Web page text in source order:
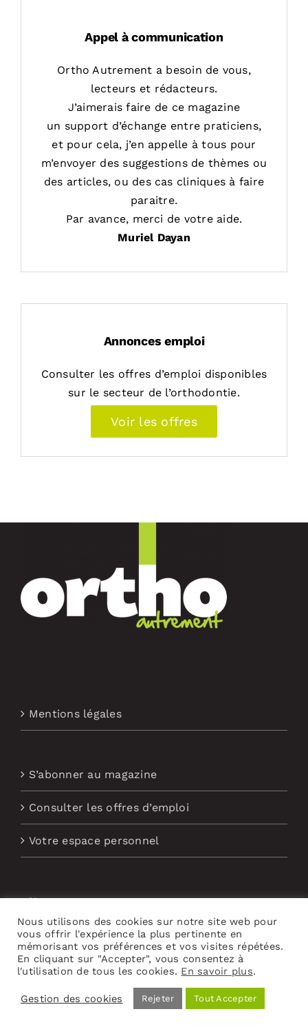
Appel à communication
Ortho Autrement a besoin de vous,
lecteurs et rédacteurs.
J’aimerais faire de ce magazine
un support d’échange entre praticiens,
et pour cela, j’en appelle à tous pour
m’envoyer des suggestions de thèmes ou
des articles, ou des cas cliniques à faire
paraitre.
Par avance, merci de votre aide.
Muriel Dayan
Annonces emploi
Consulter les offres d’emploi disponibles
sur le secteur de l’orthodontie.
Voir les offres
Mentions légales
S’abonner au magazine
Consulter les offres d’emploi
Votre espace personnel
Nous contacter
Abonnement aux Newsletters
Nous utilisons des cookies sur notre site web pour
vous offrir l'expérience la plus pertinente en
mémorisant vos préférences et vos visites répétées.
En cliquant sur "Accepter", vous consentez à
l'utilisation de tous les cookies. En savoir plus.
Gestion des cookies Rejeter Tout Accepter